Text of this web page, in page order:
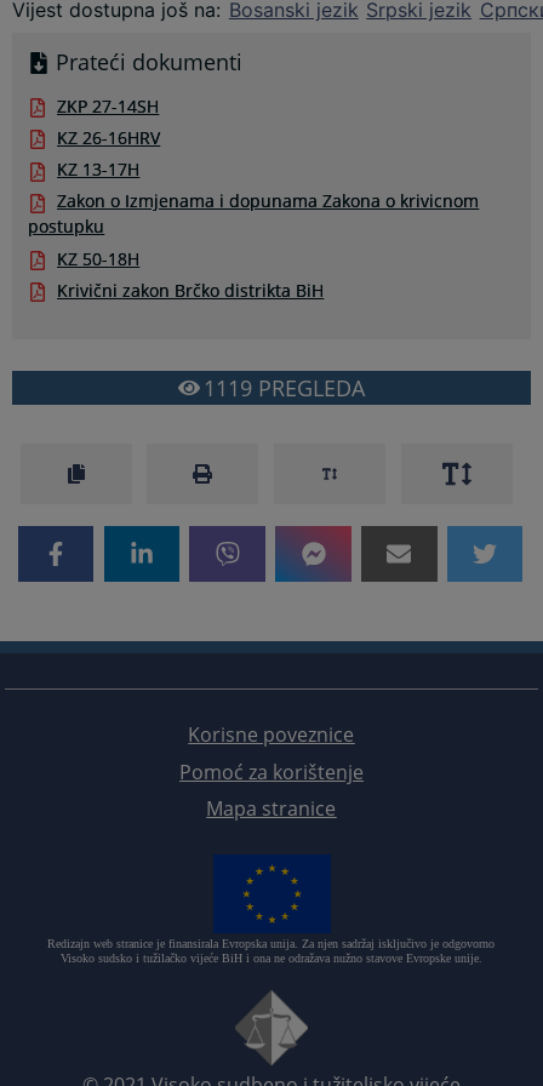
Vijest dostupna još na: Bosanski jezik Srpski jezik
Prateći dokumenti
ZKP 27-14SH
KZ 26-16HRV
KZ 13-17H
Zakon o Izmjenama i dopunama Zakona o krivicnom
postupku
KZ 50-18H
Krivični zakon Brčko distrikta BiH
1119 PREGLEDA
Korisne poveznice
Pomoć za korištenje
Mapa stranice
Redizajn web stranice je finansirala Evropska unija. Za njen sadržaj isključivo je odgovorno
Visoko sudsko i tužilačko vijeće BiH i ona ne odražava nužno stavove Evropske unije.